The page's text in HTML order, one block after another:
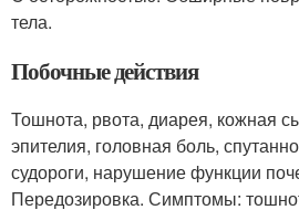
тела.
Побочные действия
Тошнота, рвота, диарея, кожная
эпителия, головная боль,
судороги, нарушение функции
Передозировка. Симптомы: